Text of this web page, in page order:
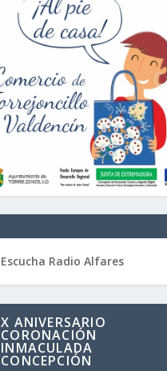
Escucha Radio Alfares
X ANIVERSARIO
CORONACIÓN
INMACULADA
CONCEPCIÓN